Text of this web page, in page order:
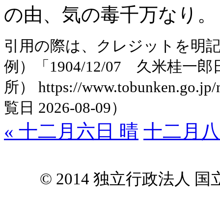
の由、気の毒千万なり。
引用の際は、クレジットを明
例）「1904/12/07 久米桂一郎
所） https://
覧日 2026-08-09）
« 十二月六日 晴 十二月
© 2014 独立行政法人 国